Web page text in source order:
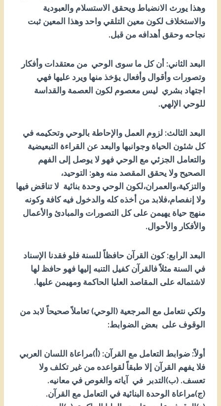
وهذا يورث الانضباط ويحقق الاستسلام والعبودية
والاستخلاف لكون معين التلقي واحد وهذا المعين ثبت
نجاحه وحقق أهدافه من قبل.
البعد الثاني: أن كل ما سوى الوحي من معتقدات وأفكار
وتصورات وأقوال وأفعال يؤخذ منها ويرد عليها فهي
اجتهاد بشري ليس معصوم لكون العصمة والقداسة
للوحي الإلهي.
البعد الثالث: لزوم العمل والإحاطة بالوحي وتحكيمه في
كل شئون الحياة وجوانبها والبعد عن القراءة التبعيضية
والتعامل الجزئي مع الوحي فهو لا يوصل إلى الفهم
الصحيح ولا يحقق المقصد منه وهو: التوحيد،
والتزكية،والعمران،لكون الوحي وحدة بنائية لا تناقض فيها
ولا إنفصام،فلابد من أخذه كله والدخول فيه كافة وكونه
منهج حياة يهيمن على كل التصورات والمبادئ والأعمال
والأفكار والأحوال.
البعد الرابع: كون القرآن حافظاً للسنة فلو فقدنا الإسناد
في السنة مثلاً فالقرآن كفيل التنبه إليها فهو حافظ لها
لاشتماله على المقاصد العليا الحاكمة ومهيمن عليها.
ولكي نتعامل مع المرجعية (الوحي) تعاملاً صحيحاً لابد من
الوقوف على بعض الضوابط:
أولاً: ضوابط التعامل مع القرآن: (أ)مراعاة اللسان العربي
فلا يفهم القرآن إلا طبقاً لقواعده من غير تكلف ولا
تعسف. (ب)التدبر في آياته والغوص في معانيه.
(ج)مراعاة الوحدة البنائية في التعامل مع القرآن.